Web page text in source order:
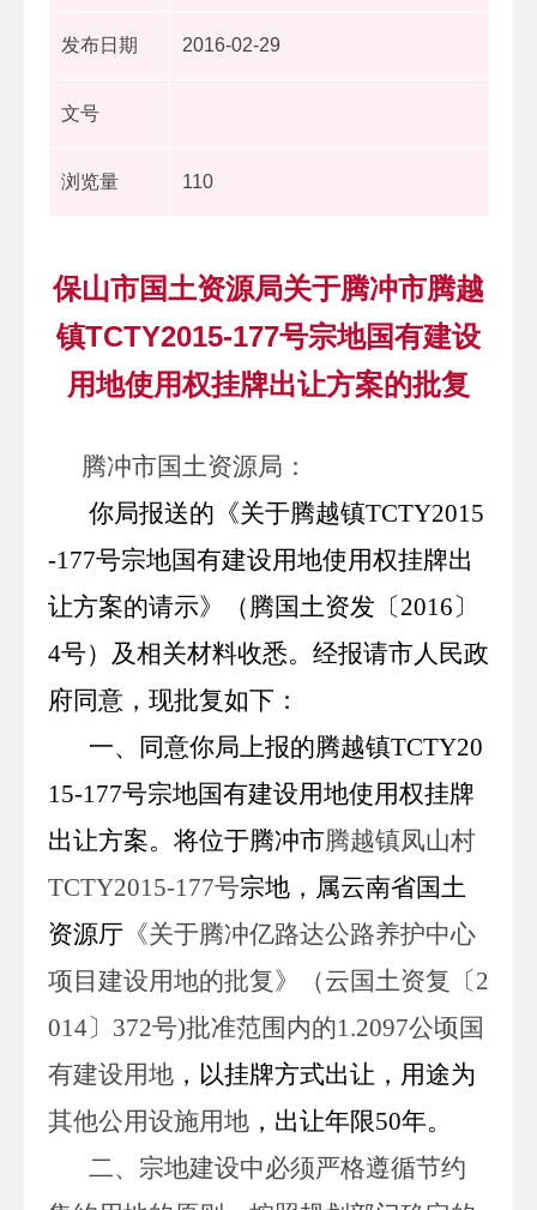
发布日期 2016-02-29
文号
浏览量 110
保山市国土资源局关于腾冲市腾越
镇TCTY2015-177号宗地国有建设
用地使用权挂牌出让方案的批复
腾冲市国土资源局 ：
你局报送的《关于腾越镇TCTY2015
-177号宗地国有建设用地使用权挂牌出
让方案的请示》（腾国土资发〔2016〕
4号）及相关材料收悉。经报请市人民政
府同意，现批复如下：
一、同意你局上报的腾越镇TCTY20
15-177号宗地国有建设用地使用权挂牌
出让方案。将位于腾冲市腾越镇凤山村
TCTY2015-177号宗地，属云南省国土
资源厅 《关于腾冲亿路达公路养护中心
项目建设用地的批复》（云国土资复〔2
014〕 372号)批准范围内的1.2097公顷国
有建设用地 ，以挂牌方式出让，用途为
其他公用设施用地 ，出让年限50年。
二、宗地建设中必须严格遵循节约